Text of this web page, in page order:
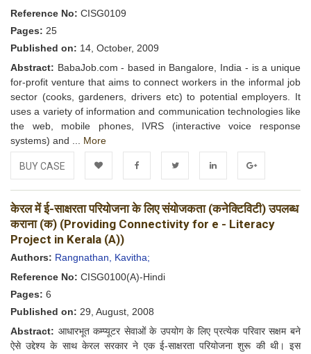
Reference No: CISG0109
Pages: 25
Published on: 14, October, 2009
Abstract: BabaJob.com - based in Bangalore, India - is a unique
for-profit venture that aims to connect workers in the informal job
sector (cooks, gardeners, drivers etc) to potential employers. It
uses a variety of information and communication technologies like
the web, mobile phones, IVRS (interactive voice response
systems) and ... More
BUY CASE
Add to
Wishlist
FacebookTwitter LinkedIn Google+
केरल में ई-साक्षरता परियोजना के लिए संयोजकता (कनेक्टिविटी) उपलब्ध
कराना (क) (Providing Connectivity for e - Literacy
Project in Kerala (A))
Authors: Rangnathan, Kavitha;
Reference No: CISG0100(A)-Hindi
Pages: 6
Published on: 29, August, 2008
Abstract: आधारभूत कम्प्यूटर सेवाओं के उपयोग के लिए प्रत्येक परिवार सक्षम बने
ऐसे उद्देश्य के साथ केरल सरकार ने एक ई-साक्षरता परियोजना शुरू की थी। इस